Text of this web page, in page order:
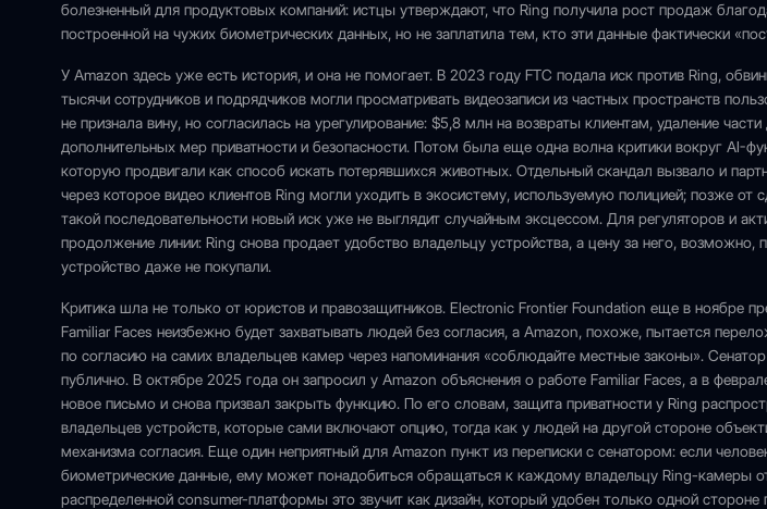
болезненный для продуктовых компаний: истцы утверждают, что Ring получила рост продаж
построенной на чужих биометрических данных, но не заплатила тем, кто эти данные фактически
У Amazon здесь уже есть история, и она не помогает. В 2023 году FTC подала иск против Ring,
тысячи сотрудников и подрядчиков могли просматривать видеозаписи из частных пространств
не признала вину, но согласилась на урегулирование: $5,8 млн на возвраты клиентам, удаление
дополнительных мер приватности и безопасности. Потом была еще одна волна критики вокруг AI-
которую продвигали как способ искать потерявшихся животных. Отдельный скандал вызвало и
через которое видео клиентов Ring могли уходить в экосистему, используемую полицией; позже от
такой последовательности новый иск уже не выглядит случайным эксцессом. Для регуляторов и
продолжение линии: Ring снова продает удобство владельцу устройства, а цену за него, возможно,
устройство даже не покупали.
Критика шла не только от юристов и правозащитников. Electronic Frontier Foundation еще в ноябре
Familiar Faces неизбежно будет захватывать людей без согласия, а Amazon, похоже, пытается
по согласию на самих владельцев камер через напоминания «соблюдайте местные законы».
публично. В октябре 2025 года он запросил у Amazon объяснения о работе Familiar Faces, а в
новое письмо и снова призвал закрыть функцию. По его словам, защита приватности у Ring
владельцев устройств, которые сами включают опцию, тогда как у людей на другой стороне
механизма согласия. Еще один неприятный для Amazon пункт из переписки с сенатором: если
биометрические данные, ему может понадобиться обращаться к каждому владельцу Ring-камеры
распределенной consumer-платформы это звучит как дизайн, который удобен только одной стороне